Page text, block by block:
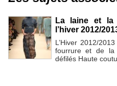
La laine et la
l’hiver 2012/
L’Hiver 2012/
fourrure et de la
défilés Haute